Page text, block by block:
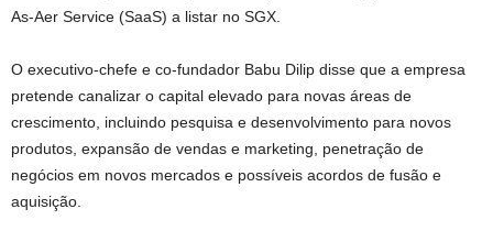
As-Aer Service (SaaS) a listar no SGX.
O executivo-chefe e co-fundador Babu Dilip disse que a empresa
pretende canalizar o capital elevado para novas áreas de
crescimento, incluindo pesquisa e desenvolvimento para novos
produtos, expansão de vendas e marketing, penetração de
negócios em novos mercados e possíveis acordos de fusão e
aquisição.